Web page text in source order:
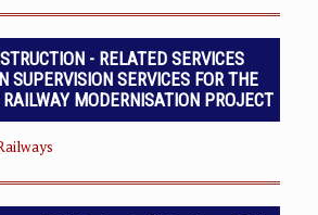
- RELATED SERVICES
SUPERVISION SERVICES FOR THE
MODERNISATION PROJECT